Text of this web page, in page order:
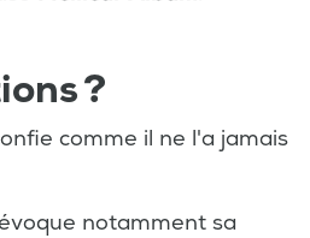
?
comme il ne l'a jamais
notamment sa